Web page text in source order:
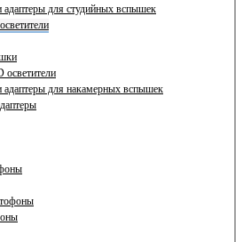
для студийных вспышек
для накамерных вспышек